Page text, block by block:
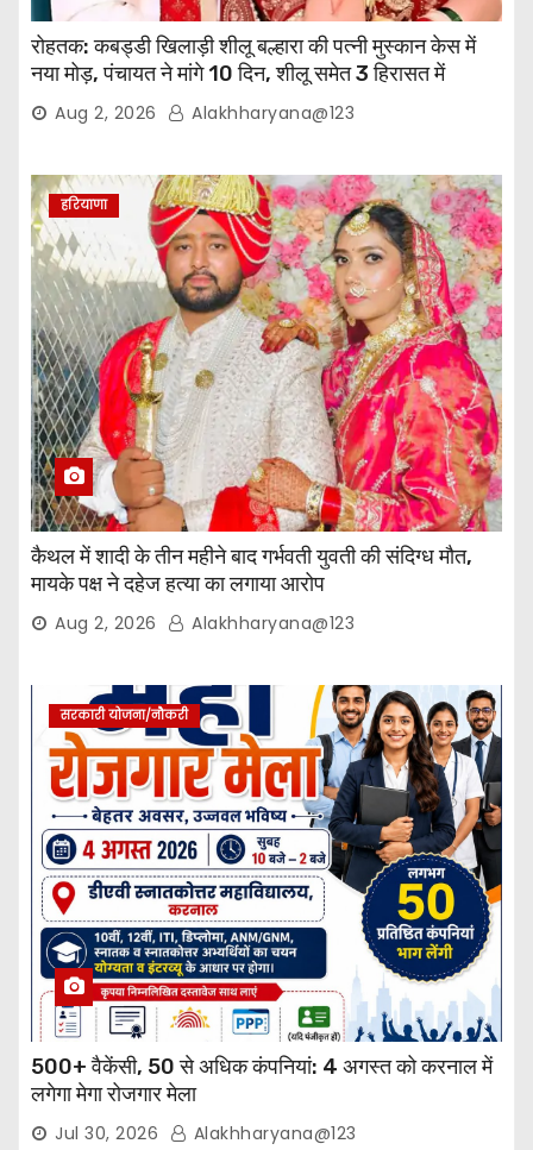
रोहतक: कबड्डी खिलाड़ी शीलू बल्हारा की पत्नी मुस्कान केस में
नया मोड़, पंचायत ने मांगे 10 दिन, शीलू समेत 3 हिरासत में
Aug 2, 2026 Alakhharyana@123
हरियाणा
कैथल में शादी के तीन महीने बाद गर्भवती युवती की संदिग्ध मौत,
मायके पक्ष ने दहेज हत्या का लगाया आरोप
Aug 2, 2026 Alakhharyana@123
सरकारी योजना/नौकरी
500+ वैकेंसी, 50 से अधिक कंपनियां: 4 अगस्त को करनाल में
लगेगा मेगा रोजगार मेला
Jul 30, 2026 Alakhharyana@123